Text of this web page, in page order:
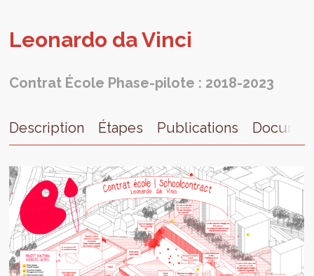
Leo­nardo da Vinci
Contrat École Phase-pilote : 2018-2023
Description Étapes Publications